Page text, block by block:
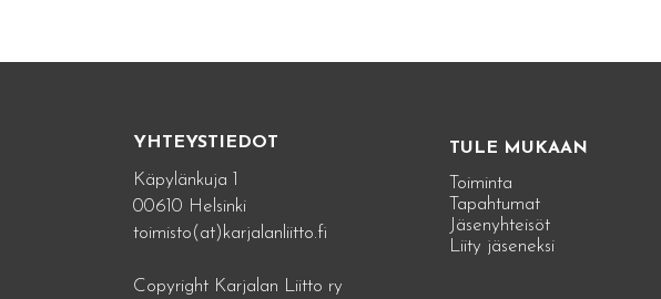
YHTEYSTIEDOT
Käpylänkuja 1
00610 Helsinki
toimisto(at)karjalanliitto.fi
Copyright Karjalan Liitto ry
TULE MUKAAN
Toiminta
Tapahtumat
Jäsenyhteisöt
Liity jäseneksi